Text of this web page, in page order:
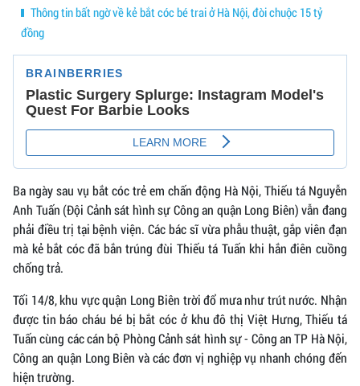
Thông tin bất ngờ về kẻ bắt cóc bé trai ở Hà Nội, đòi chuộc 15 tỷ
đồng
Ba ngày sau vụ bắt cóc trẻ em chấn động Hà Nội, Thiếu tá Nguyễn
Anh Tuấn (Đội Cảnh sát hình sự Công an quận Long Biên) vẫn đang
phải điều trị tại bệnh viện. Các bác sĩ vừa phẫu thuật, gắp viên đạn
mà kẻ bắt cóc đã bắn trúng đùi Thiếu tá Tuấn khi hắn điên cuồng
chống trả.
Tối 14/8, khu vực quận Long Biên trời đổ mưa như trút nước. Nhận
được tin báo cháu bé bị bắt cóc ở khu đô thị Việt Hưng, Thiếu tá
Tuấn cùng các cán bộ Phòng Cảnh sát hình sự - Công an TP Hà Nội,
Công an quận Long Biên và các đơn vị nghiệp vụ nhanh chóng đến
hiện trường.